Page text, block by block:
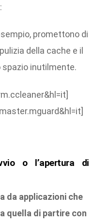
promettono di
della cache e il
inutilmente.
o l’apertura di
da applicazioni che
quella di partire con